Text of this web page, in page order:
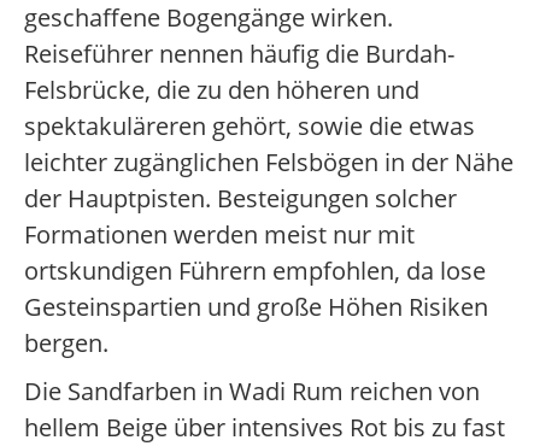
geschaffene Bogengänge wirken.
Reiseführer nennen häufig die Burdah-
Felsbrücke, die zu den höheren und
spektakuläreren gehört, sowie die etwas
leichter zugänglichen Felsbögen in der Nähe
der Hauptpisten. Besteigungen solcher
Formationen werden meist nur mit
ortskundigen Führern empfohlen, da lose
Gesteinspartien und große Höhen Risiken
bergen.
Die Sandfarben in Wadi Rum reichen von
hellem Beige über intensives Rot bis zu fast